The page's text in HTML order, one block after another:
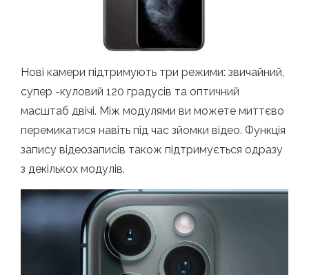
Нові камери підтримують три режими: звичайний,
супер -куловий 120 градусів та оптичний
масштаб двічі. Між модулями ви можете миттєво
перемикатися навіть під час зйомки відео. Функція
запису відеозаписів також підтримується одразу
з декількох модулів.